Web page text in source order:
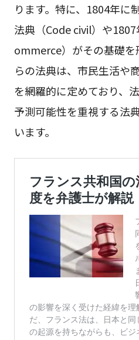
ります。特に、1804年に
法典（Code civil）や
ommerce）がその基礎を
らの法典は、市民生活や
を網羅的に定めており、
予測可能性を重視する法
います。